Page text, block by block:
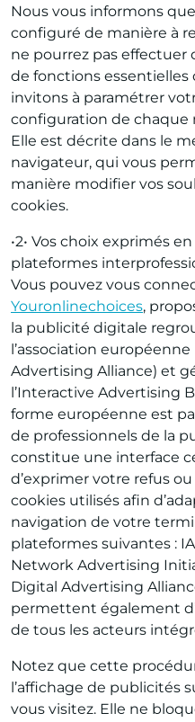
Nous vous informons
configuré de manière à
ne pourrez pas
de fonctions essentielles
invitons à paramétrer
configuration de chaque
Elle est décrite dans le
navigateur, qui vous
manière modifier vos
cookies.
•2• Vos choix exprimés
plateformes
Vous pouvez vous
Youronlinechoices,
la publicité digitale
l’association
Advertising Alliance) et
l’Interactive Advertising
forme européenne est
de professionnels de la
constitue une interface
d’exprimer votre refus
cookies utilisés afin
navigation de votre
plateformes suivantes :
Network Advertising
Digital Advertising
permettent également
de tous les acteurs
Notez que cette
l’affichage de publicités
vous visitez. Elle ne